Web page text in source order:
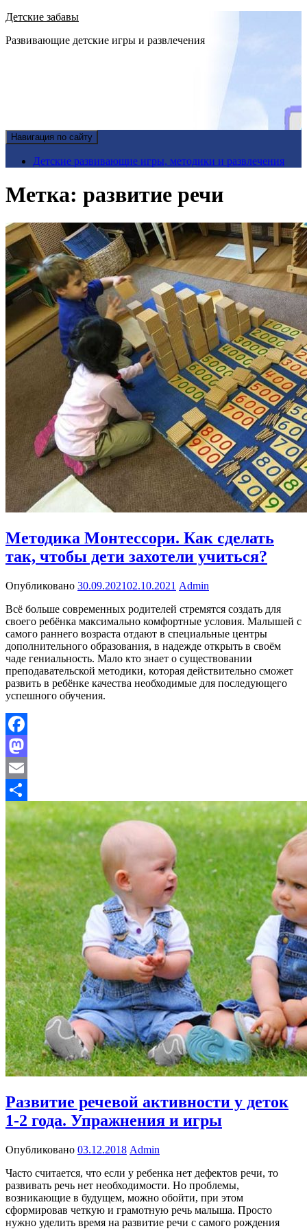
Детские забавы
Развивающие детские игры и развлечения
Навигация по сайту
Детские развивающие игры, методики и развлечения
Метка: развитие речи
Методика Монтессори. Как сделать
так, чтобы дети захотели учиться?
Опубликовано 30.09.202102.10.2021 Admin
Всё больше современных родителей стремятся создать для
своего ребёнка максимально комфортные условия. Малышей с
самого раннего возраста отдают в специальные центры
дополнительного образования, в надежде открыть в своём
чаде гениальность. Мало кто знает о существовании
преподавательской методики, которая действительно сможет
развить в ребёнке качества необходимые для последующего
успешного обучения.
Facebook
Mastodon
Email
Отправить
Развитие речевой активности у деток
1-2 года. Упражнения и игры
Опубликовано 03.12.2018 Admin
Часто считается, что если у ребенка нет дефектов речи, то
развивать речь нет необходимости. Но проблемы,
возникающие в будущем, можно обойти, при этом
сформировав четкую и грамотную речь малыша. Просто
нужно уделить время на развитие речи с самого рождения